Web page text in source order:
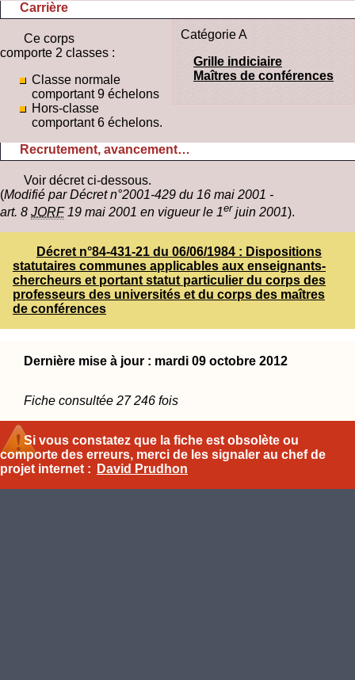
Carrière
Catégorie A
Grille indiciaire
Maîtres de conférences
Ce corps
comporte 2 classes :
Classe normale
comportant 9 échelons
Hors-classe
comportant 6 échelons.
Recrutement, avancement…
Voir décret ci-dessous.
(Modifié par Décret n°2001-429 du 16 mai 2001 -
art. 8 JORF19 mai 2001 en vigueur le 1er juin 2001).
Décret n°84-431-21 du 06/06/1984 : Dispositions
statutaires communes applicables aux enseignants-
chercheurs et portant statut particulier du corps des
professeurs des universités et du corps des maîtres
de conférences
Dernière mise à jour : mardi 09 octobre 2012
Fiche consultée 27 246 fois
Si vous constatez que la fiche est obsolète ou
comporte des erreurs, merci de les signaler au chef de
projet internet :
David Prudhon